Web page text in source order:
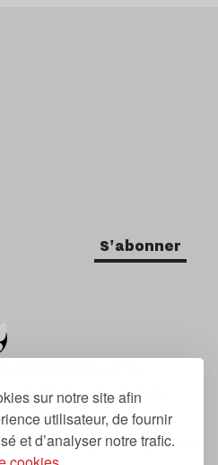
sur notre site afin
utilisateur, de fournir
et d’analyser notre trafic.
S'abonner
sur la
tendances, dont la
de 2007.
« prochain », « suivant